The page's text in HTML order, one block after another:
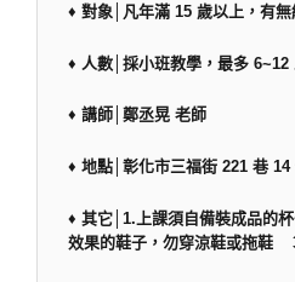
♦ 對象│凡年滿 15 歲以上，有
♦ 人數│採小班教學，最多 6~12
♦ 講師│鄭丞晃 老師
♦ 地點│彰化市三福街 221 巷 14
♦ 其它│1.上課須自備裝成品的
效果的鞋子，勿穿涼鞋或拖鞋